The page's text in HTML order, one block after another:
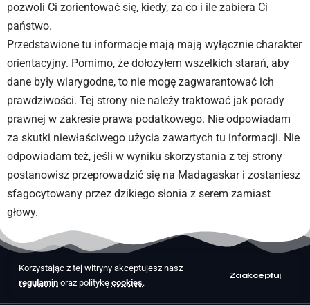
Korzystając z tej witryny akceptujesz nasz
regulamin oraz politykę cookies.
Zaakceptuj
pozwoli Ci zorientować się, kiedy, za co i ile zabiera Ci
państwo.
Przedstawione tu informacje mają mają wyłącznie charakter
orientacyjny. Pomimo, że dołożyłem wszelkich starań, aby
dane były wiarygodne, to nie mogę zagwarantować ich
prawdziwości. Tej strony nie należy traktować jak porady
prawnej w zakresie prawa podatkowego. Nie odpowiadam
za skutki niewłaściwego użycia zawartych tu informacji. Nie
odpowiadam też, jeśli w wyniku skorzystania z tej strony
postanowisz przeprowadzić się na Madagaskar i zostaniesz
sfagocytowany przez dzikiego słonia z serem zamiast
głowy.